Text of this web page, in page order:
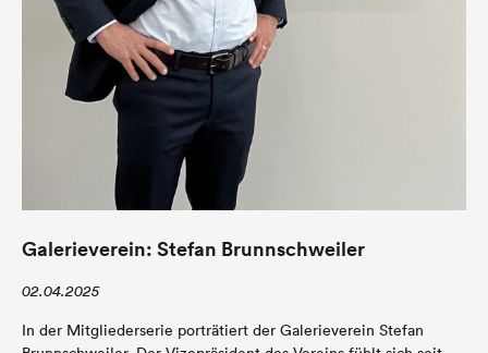
Galerieverein: Stefan Brunnschweiler
02.04.2025
In der Mitgliederserie porträtiert der Galerieverein Stefan